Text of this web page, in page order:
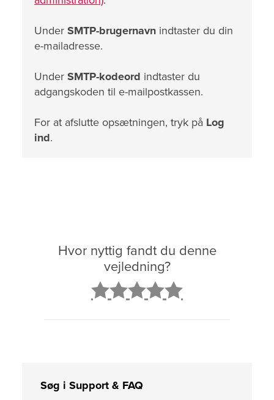
Under SMTP-brugernavn indtaster du din
e-mailadresse.
Under SMTP-kodeord indtaster du
adgangskoden til e-mailpostkassen.
For at afslutte opsætningen, tryk på Log
ind.
Hvor nyttig fandt du denne
vejledning?
Søg i Support & FAQ